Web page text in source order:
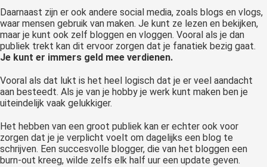
Daarnaast zijn er ook andere social media, zoals blogs en vlogs,
waar mensen gebruik van maken. Je kunt ze lezen en bekijken,
maar je kunt ook zelf bloggen en vloggen. Vooral als je dan
publiek trekt kan dit ervoor zorgen dat je fanatiek bezig gaat.
Je kunt er immers geld mee verdienen.
Vooral als dat lukt is het heel logisch dat je er veel aandacht
aan besteedt. Als je van je hobby je werk kunt maken ben je
uiteindelijk vaak gelukkiger.
Het hebben van een groot publiek kan er echter ook voor
zorgen dat je je verplicht voelt om dagelijks een blog te
schrijven. Een succesvolle blogger, die van het bloggen een
burn-out kreeg, wilde zelfs elk half uur een update geven.